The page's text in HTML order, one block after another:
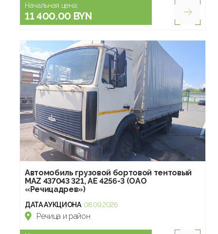
Начальная цена:
11 400.00 BYN
Автомобиль грузовой бортовой тентовый
МАZ 437043 321, АЕ 4256-3 (ОАО
«Речицадрев»)
ДАТА АУКЦИОНА 08.09.2026
Речица и район